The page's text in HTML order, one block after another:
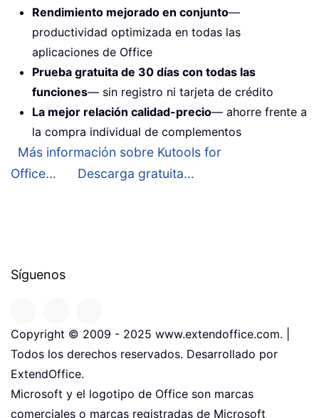
Rendimiento mejorado en conjunto—
productividad optimizada en todas las
aplicaciones de Office
Prueba gratuita de 30 días con todas las
funciones— sin registro ni tarjeta de crédito
La mejor relación calidad-precio— ahorre frente a
la compra individual de complementos
Más información sobre Kutools for
Office...
Descarga gratuita...
Síguenos
Copyright © 2009 - 2025 www.extendoffice.com. |
Todos los derechos reservados. Desarrollado por
ExtendOffice.
Microsoft y el logotipo de Office son marcas
comerciales o marcas registradas de Microsoft